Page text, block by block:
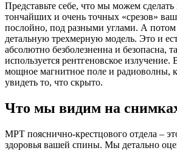
Представьте себе, что мы можем
тончайших и очень точных «срезов»
послойно, под разными углами. А потом
детальную трехмерную модель. Это и
абсолютно безболезненна и безопасна,
используется рентгеновское излучение.
мощное магнитное поле и радиоволны,
увидеть то, что скрыто.
Что мы видим на
МРТ пояснично-крестцового отдела –
здоровья вашей спины. Мы детально